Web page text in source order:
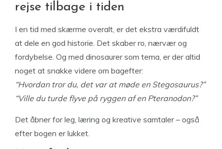
rejse tilbage i tiden
I en tid med skærme overalt, er det ekstra værdifuldt
at dele en god historie. Det skaber ro, nærvær og
fordybelse. Og med dinosaurer som tema, er der altid
noget at snakke videre om bagefter:
“Hvordan tror du, det var at møde en Stegosaurus?”
“Ville du turde flyve på ryggen af en Pteranodon?”
Det åbner for leg, læring og kreative samtaler – også
efter bogen er lukket.